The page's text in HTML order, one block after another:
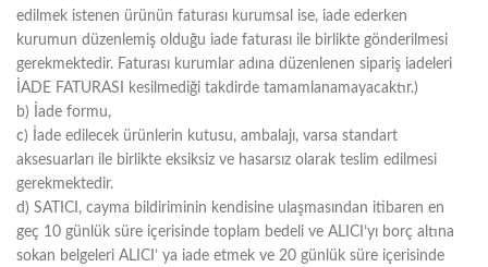
edilmek istenen ürünün faturası kurumsal ise, iade ederken
kurumun düzenlemiş olduğu iade faturası ile birlikte gönderilmesi
gerekmektedir. Faturası kurumlar adına düzenlenen sipariş iadeleri
İADE FATURASI kesilmediği takdirde tamamlanamayacaktır.)
b) İade formu,
c) İade edilecek ürünlerin kutusu, ambalajı, varsa standart
aksesuarları ile birlikte eksiksiz ve hasarsız olarak teslim edilmesi
gerekmektedir.
d) SATICI, cayma bildiriminin kendisine ulaşmasından itibaren en
geç 10 günlük süre içerisinde toplam bedeli ve ALICI’yı borç altına
sokan belgeleri ALICI’ ya iade etmek ve 20 günlük süre içerisinde